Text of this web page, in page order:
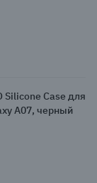
Silicone Case для
A07, черный